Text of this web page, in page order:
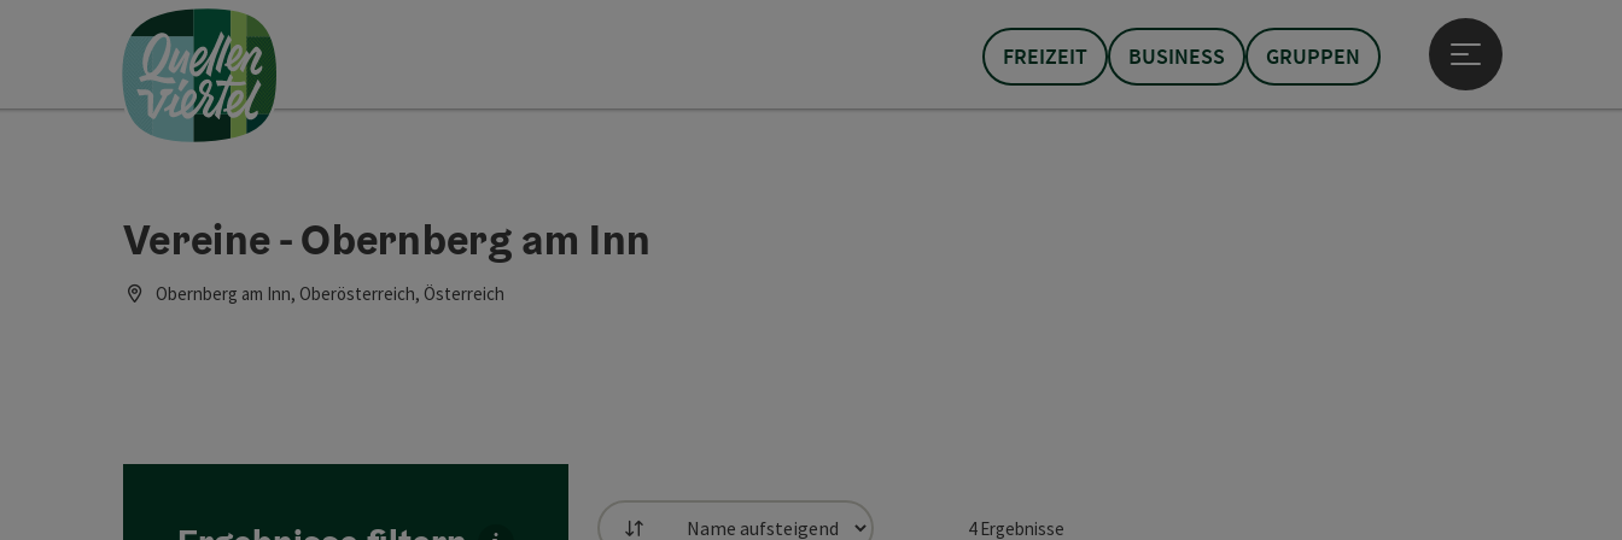
Zum InhaltAccesskey
[0]
Zur NavigationAccesskey
Zum Seitenanfang Accesskey
FREIZEIT BUSINESS GRUPPEN
Hauptmenü öffnen
Vereine - Obernberg am Inn
Obernberg am Inn, Oberösterreich, Österreich
4Ergebnisse